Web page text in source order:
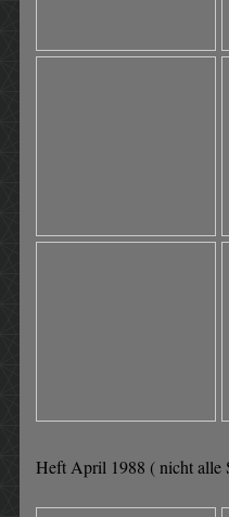
Heft April 1988 ( nicht alle